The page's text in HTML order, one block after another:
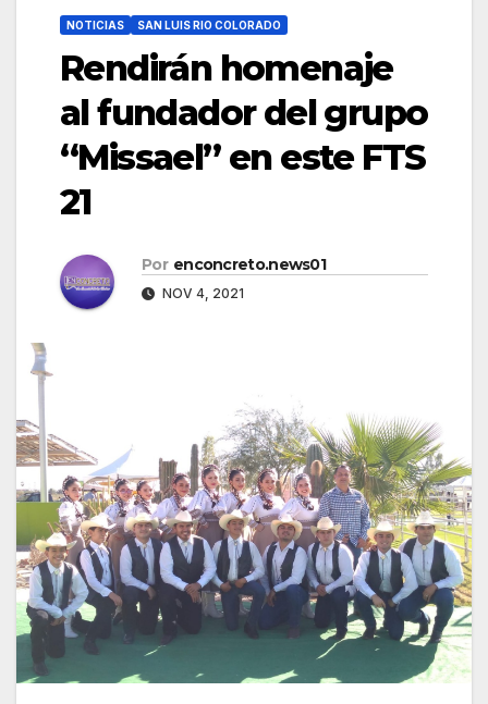
NOTICIAS SAN LUIS RIO COLORADO
Rendirán homenaje
al fundador del grupo
“Missael” en este FTS
21
Por enconcreto.news01
NOV 4, 2021